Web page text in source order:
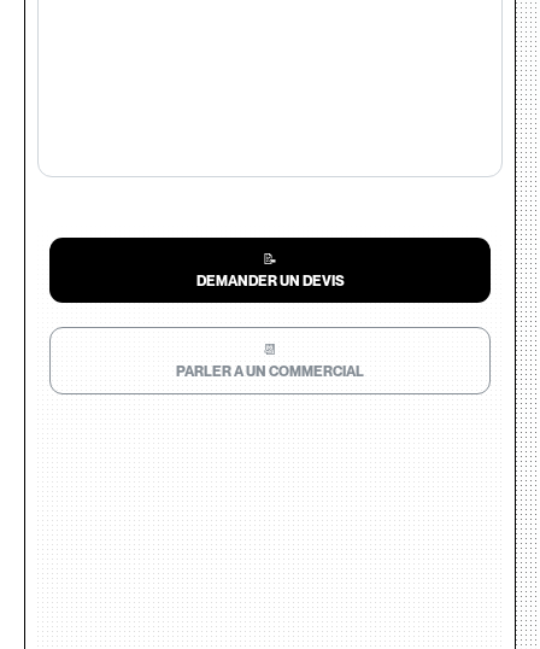
📝
DEMANDER UN DEVIS
📆
PARLER A UN COMMERCIAL